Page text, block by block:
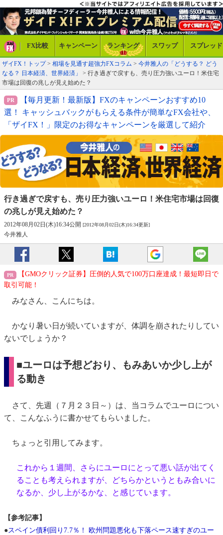
FX比較 キャンペーン ランキング スワップ スプレッド
ザイFX！トップ> 相場を見通す超強力FXコラム > 今井雅人の「どうする？ どう
なる？ 日本経済、世界経済」
> 行き過ぎで戻すも、売り圧力強いユーロ！米住宅
市場は回復の兆しが見え始めた？
【毎月更新！最新版】FXのキャンペーンおすすめ10
選！ キャッシュバックがもらえる条件が簡単なFX会社や、
「ザイFX！」限定のお得なキャンペーンを厳選して紹介
行き過ぎで戻すも、売り圧力強いユーロ！ 米住宅市場は回復
の兆しが見え始めた？
2012年08月02日(木)16:34公開 [2012年08月02日(木)16:34更新]
今井雅人
【GMOクリック証券】圧倒的人気で100万口座達成！最短即日で
取引可能！
みなさん、こんにちは。
かなり暑い日が続いていますが、体調を崩されたりしてい
ないでしょうか？
■ユーロは予想どおり、もみあいか少し上が
る動き
さて、先週（７月２３日～）は、当コラムでユーロについ
て、こんなふうに書かせてもらいました。
ちょっと引用してみます。
これから１週間、さらにユーロにとって悪い話が出てく
ることも考えられますが、どちらかというともみ合いに
なるか、少し上がるかな、と感じています。
【参考記事】
●スペイン債利回り7.7％！ 欧州問題悪化も下落ペース速すぎのユー